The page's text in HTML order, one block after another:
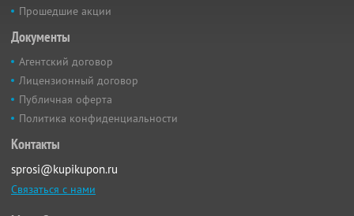
Прошедшие акции
Документы
Агентский договор
Лицензионный договор
Публичная оферта
Политика конфиденциальности
Контакты
sprosi@kupikupon.ru
Связаться с нами